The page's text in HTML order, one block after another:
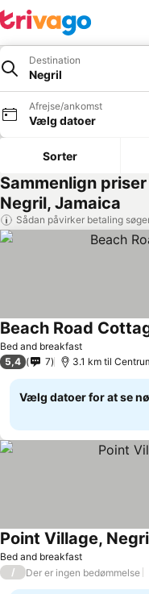
Destination
Negril
Afrejse/ankomst
Vælg datoer
Sorter
Sammenlign
Negril, Jamaica
Sådan påvirker betaling
Bed and breakfast
Beach Road
5,4 7 3.1 km til
Vælg datoer for at se
Bed and breakfast
Point Village,
/ Der er ingen bedømmelse